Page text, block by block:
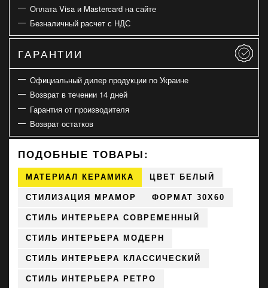
Оплата Visa и Mastercard на сайте
Безналичный расчет с НДС
ГАРАНТИИ
Официальный дилер продукции по Украине
Возврат в течении 14 дней
Гарантия от производителя
Возврат остатков
ПОДОБНЫЕ ТОВАРЫ:
МАТЕРИАЛ КЕРАМИКА ЦВЕТ БЕЛЫЙ
СТИЛИЗАЦИЯ МРАМОР ФОРМАТ 30X60
СТИЛЬ ИНТЕРЬЕРА СОВРЕМЕННЫЙ
СТИЛЬ ИНТЕРЬЕРА МОДЕРН
СТИЛЬ ИНТЕРЬЕРА КЛАССИЧЕСКИЙ
СТИЛЬ ИНТЕРЬЕРА РЕТРО